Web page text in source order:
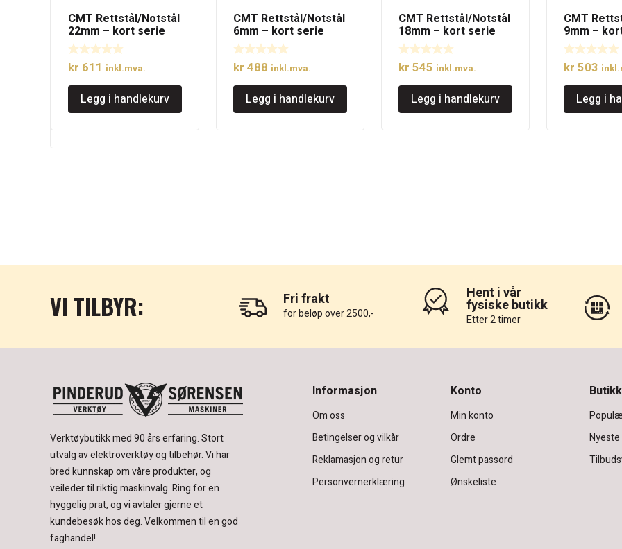
CMT Rettstål/Notstål
22mm – kort serie
kr 611 inkl.mva.
Legg i handlekurv
CMT Rettstål/Notstål
6mm – kort serie
kr 488 inkl.mva.
Legg i handlekurv
CMT Rettstål/Notstål
18mm – kort serie
kr 545 inkl.mva.
Legg i handlekurv
CMT
9mm –
kr 503
Legg i
VI TILBYR: Fri frakt
for beløp over 2500,-
Hent i vår
fysiske butikk
Etter 2 timer
Verktøybutikk med 90 års erfaring.Stort
utvalg av elektroverktøy og tilbehør.Vi har
bred kunnskap om våre produkter, og
veileder til riktig maskinvalg. Ring for en
hyggelig prat, og vi avtaler gjerne et
kundebesøk hos deg.Velkommen til en god
faghandel!
Informasjon
Om oss
Betingelser og vilkår
Reklamasjon og retur
Personvernerklæring
Konto
Min konto
Ordre
Glemt passord
Ønskeliste
Butikk